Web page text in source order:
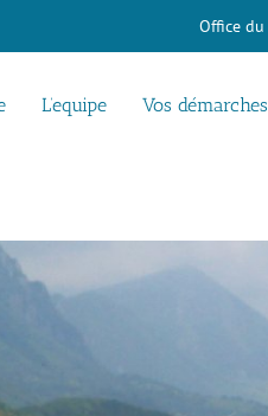
Office
L’equipe Vos démarches